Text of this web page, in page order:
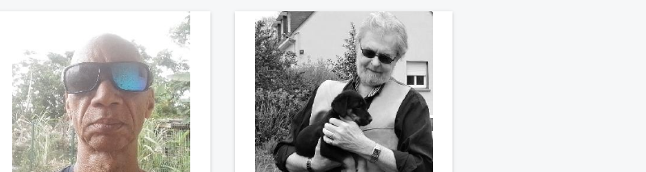
finalement prendre du bon
temps. C'est difficile de tout
dire en quelques lignes. En
revanche, vous pouvez me
contacter pour avoir plus
d'informations. A bientôt